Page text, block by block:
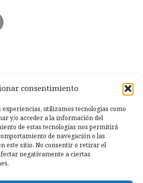
consentimiento
utilizamos tecnologías como
y/o acceder a la información del
de estas tecnologías nos permitirá
de navegación o las
este sitio. No consentir o retirar el
negativamente a ciertas